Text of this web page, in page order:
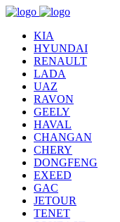
KIA
HYUNDAI
RENAULT
LADA
UAZ
RAVON
GEELY
HAVAL
CHANGAN
CHERY
DONGFENG
EXEED
GAC
JETOUR
TENET